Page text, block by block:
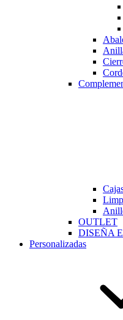
OUTLET
DISEÑA
Personalizadas